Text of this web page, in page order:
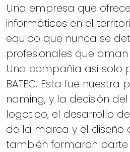
Una empresa que
informáticos en el
equipo que nunca se
profesionales que
Una compañía así solo
BATEC. Esta fue nuestra
naming, y la decisión del
logotipo, el desarrollo
de la marca y el diseño
también formaron